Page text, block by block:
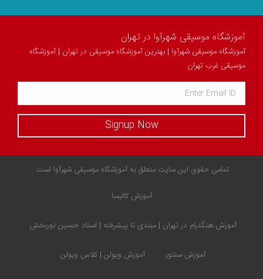
آموزشگاه موسیقی شهرآوا در تهران
آموزشگاه موسیقی شهرآوا | بهترین آموزشگاه موسیقی در تهران | آموزشگاه
موسیقی غرب تهران
Signup Now
تمامی حقوق این سایت متعلق به آموزشگاه موسیقی شهرآوا است.
آموزش کالیمبا
آموزش هنگدرام در تهران | مبتدی تا پیشرفته | استاد حسین نوربخش
آموزش سنتور آموزش ویولن | کلاس ویولن